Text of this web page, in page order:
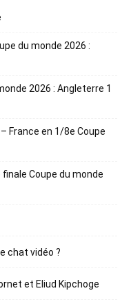
du monde 2026 :
2026 : Angleterre 1
France en 1/8e Coupe
Coupe du monde
chat vidéo ?
et Eliud Kipchoge